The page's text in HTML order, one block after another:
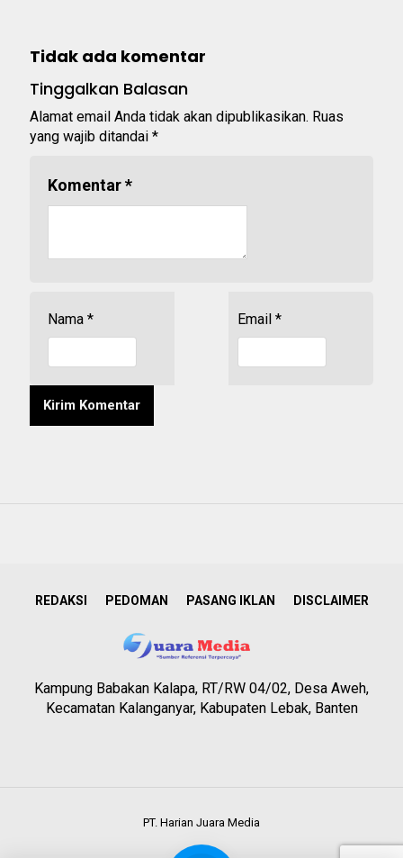
Tidak ada komentar
Tinggalkan Balasan
Alamat email Anda tidak akan dipublikasikan. Ruas
yang wajib ditandai *
Komentar*
Nama * Email *
REDAKSI PEDOMAN PASANG IKLAN DISCLAIMER
Kampung Babakan Kalapa, RT/RW 04/02, Desa Aweh,
Kecamatan Kalanganyar, Kabupaten Lebak, Banten
PT. Harian Juara Media